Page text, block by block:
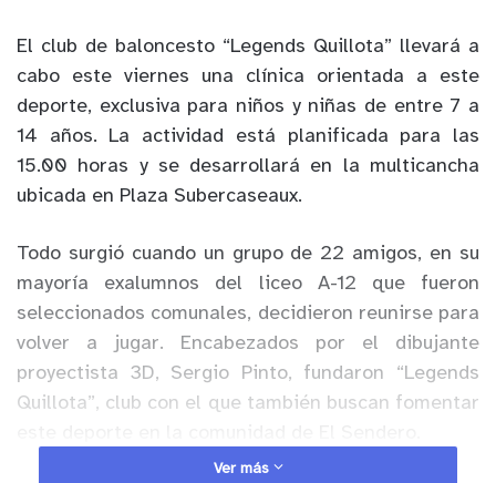
El club de baloncesto “Legends Quillota” llevará a
cabo este viernes una clínica orientada a este
deporte, exclusiva para niños y niñas de entre 7 a
14 años. La actividad está planificada para las
15.00 horas y se desarrollará en la multicancha
ubicada en Plaza Subercaseaux.
Todo surgió cuando un grupo de 22 amigos, en su
mayoría exalumnos del liceo A-12 que fueron
seleccionados comunales, decidieron reunirse para
volver a jugar. Encabezados por el dibujante
proyectista 3D, Sergio Pinto, fundaron “Legends
Quillota”, club con el que también buscan fomentar
Ver más